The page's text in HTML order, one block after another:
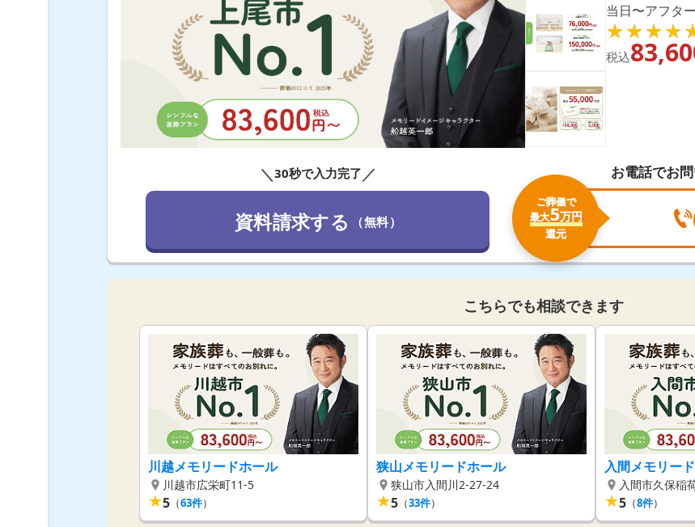
当日〜アフタ
一般葬に対応
動もすぐに手
税込
＼ 30秒で入力完了 ／
資料請求する （無料）
お電話でお
ご葬儀で
最大5万円
還元
こちらでも相談できます
川越メモリードホール
川越市広栄町11-5
★5 （63件）
狭山メモリードホール
狭山市入間川2-27-24
★5 （33件）
入間メモリー
入間市久保稲
★5 （8件）